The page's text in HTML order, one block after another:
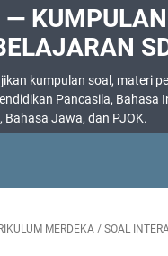
—
kumpulan soal, materi
Pancasila, Bahasa
Bahasa Jawa, dan PJOK.
MERDEKA / SOAL